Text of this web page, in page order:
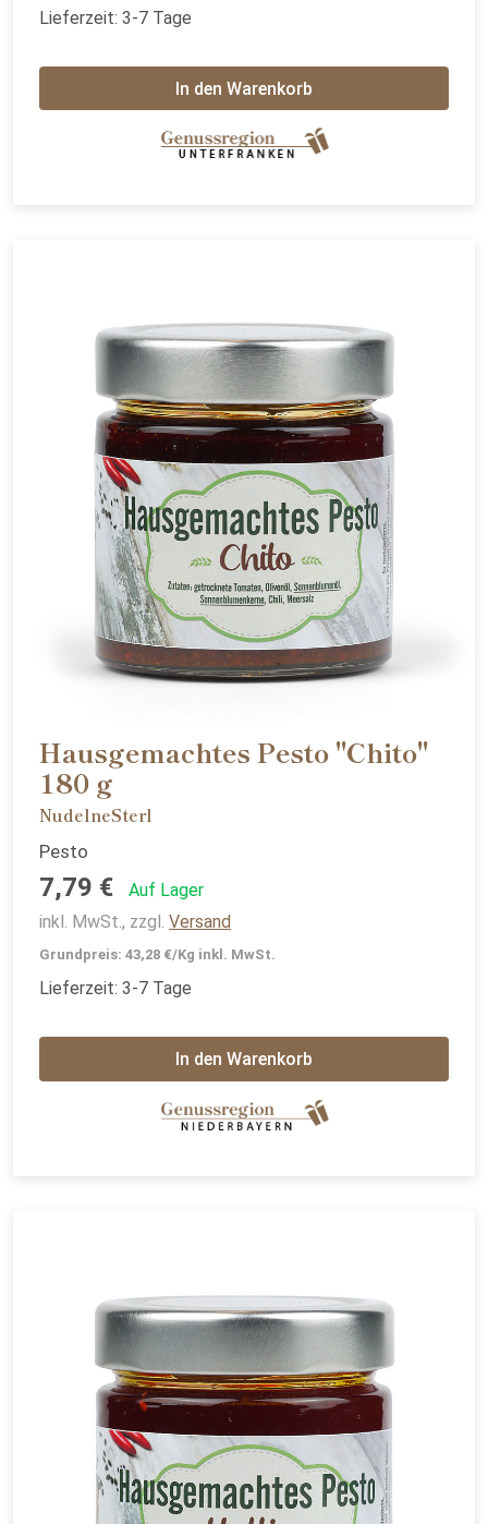
Lieferzeit: 3-7 Tage
In den Warenkorb
Hausgemachtes Pesto "Chito"
180 g
NudelneSterl
Pesto
7,79 €
Auf Lager
inkl. MwSt., zzgl. Versand
Grundpreis: 43,28 €/Kg inkl. MwSt.
Lieferzeit: 3-7 Tage
In den Warenkorb